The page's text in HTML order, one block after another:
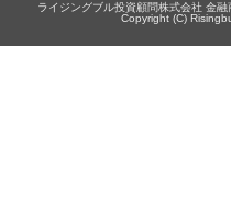
ライジングブル投資顧問株式会社 金
Copyright (C)